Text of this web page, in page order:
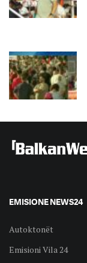
EMISIONE NEWS24
Autoktonët
Emisioni Vila 24